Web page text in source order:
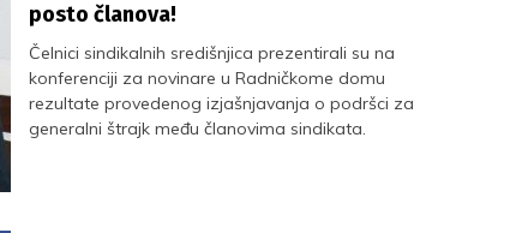
posto članova!
Čelnici sindikalnih središnjica prezentirali su na
konferenciji za novinare u Radničkome domu
rezultate provedenog izjašnjavanja o podršci za
generalni štrajk među članovima sindikata.